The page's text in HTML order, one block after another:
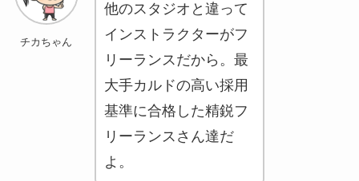
チカちゃん
他のスタジオと違って
インストラクターがフ
リーランスだから。最
大手カルドの高い採用
基準に合格した精鋭フ
リーランスさん達だ
よ。